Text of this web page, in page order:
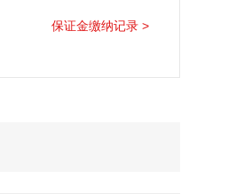
保证金缴纳记录 >